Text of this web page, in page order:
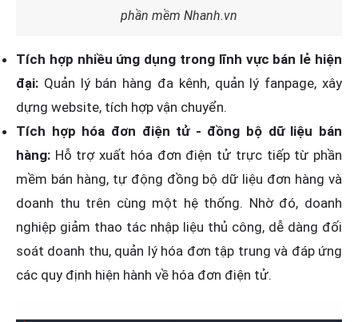
phần mềm Nhanh.vn
Tích hợp nhiều ứng dụng trong lĩnh vực bán lẻ hiện
đại: Quản lý bán hàng đa kênh, quản lý fanpage, xây
dựng website, tích hợp vận chuyển.
Tích hợp hóa đơn điện tử - đồng bộ dữ liệu bán
hàng: Hỗ trợ xuất hóa đơn điện tử trực tiếp từ phần
mềm bán hàng, tự động đồng bộ dữ liệu đơn hàng và
doanh thu trên cùng một hệ thống. Nhờ đó, doanh
nghiệp giảm thao tác nhập liệu thủ công, dễ dàng đối
soát doanh thu, quản lý hóa đơn tập trung và đáp ứng
các quy định hiện hành về hóa đơn điện tử.